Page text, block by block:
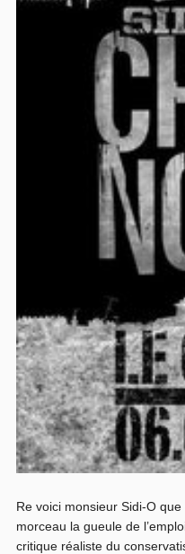
Re voici monsieur Sidi-O
morceau la gueule de
critique réaliste du